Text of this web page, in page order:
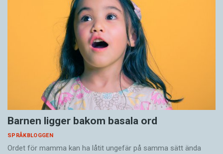
Barnen ligger bakom basala ord
SPRÅKBLOGGEN
Ordet för mamma kan ha låtit ungefär på samma sätt ända